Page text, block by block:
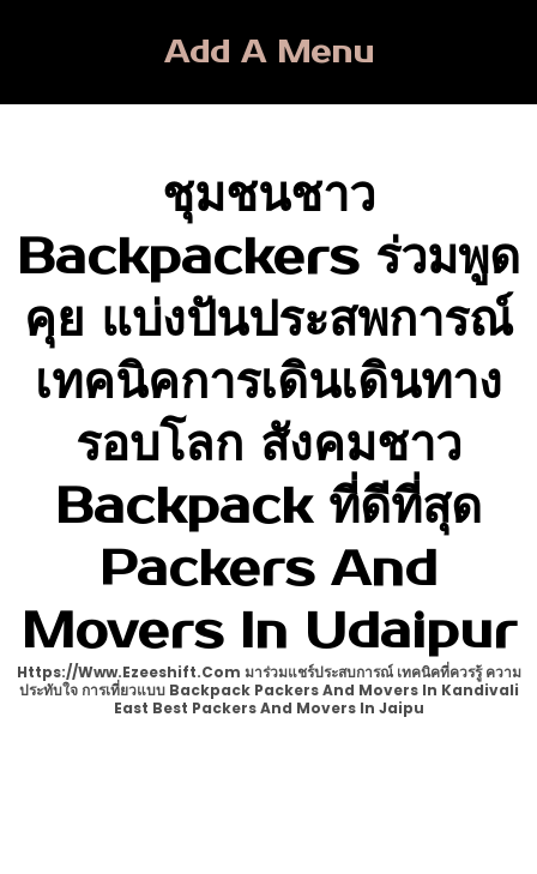
Add A Menu
ชุมชนชาว
Backpackers ร่วมพูด
คุย แบ่งปันประสพการณ์
เทคนิคการเดินเดินทาง
รอบโลก สังคมชาว
Backpack ที่ดีที่สุด
Packers And
Movers In Udaipur
Https://www.ezeeshift.com มาร่วมแชร์ประสบการณ์ เทคนิคที่ควรรู้ ความ
ประทับใจ การเที่ยวแบบ Backpack Packers And Movers In Kandivali
East Best Packers And Movers In Jaipu